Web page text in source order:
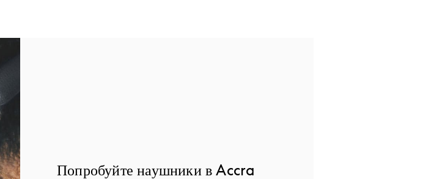
Попробуйте наушники в Accra